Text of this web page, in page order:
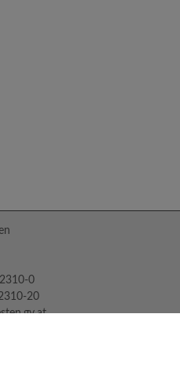
0
20